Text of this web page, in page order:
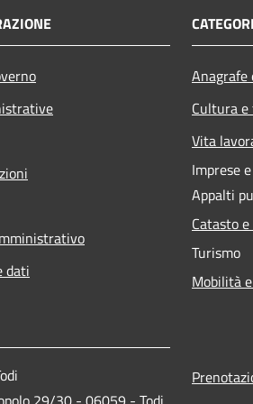
dati
Cultura
Vita
Imprese
Appalti
Catasto
Turismo
Mobilità